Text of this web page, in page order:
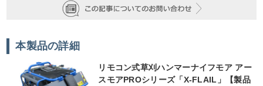
本製品の詳細
リモコン式草刈ハンマーナイフモア アー
スモアPROシリーズ「X-FLAIL」【製品